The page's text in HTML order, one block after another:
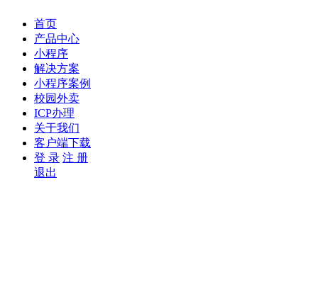
首页
产品中心
小程序
解决方案
小程序案例
校园外卖
ICP办理
关于我们
客户端下载
登 录 注 册
退出